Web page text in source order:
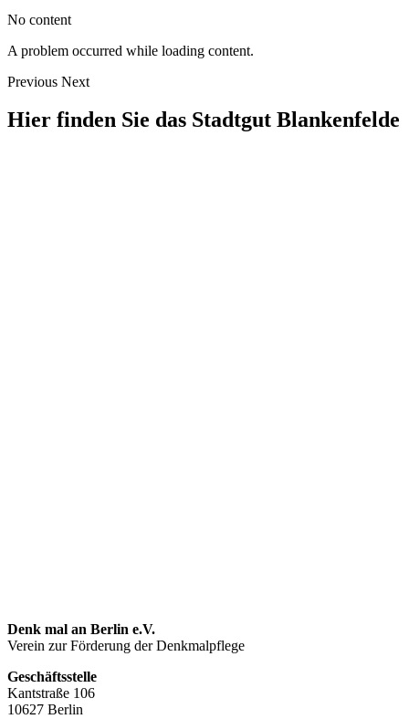
No content
A problem occurred while loading content.
Previous Next
Hier finden Sie das Stadtgut Blankenfelde
Denk mal an Berlin e.V.
Verein zur Förderung der Denkmalpflege
Geschäftsstelle
Kantstraße 106
10627 Berlin